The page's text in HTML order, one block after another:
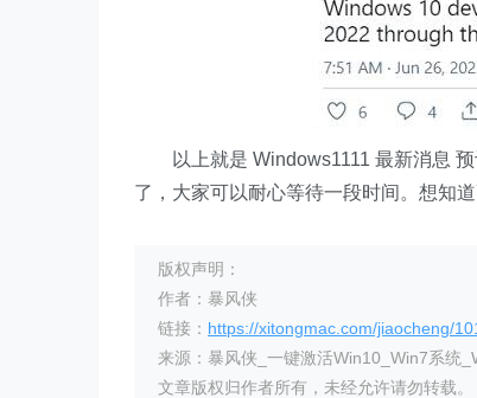
以上就是 Windows1111 最新消息 预
了，大家可以耐心等待一段时间。想知
版权声明：
作者：暴风侠
链接： https://xitongmac.com/jiaocheng/
来源：暴风侠_一键激活Win10_Win7系统
文章版权归作者所有，未经允许请勿转载。